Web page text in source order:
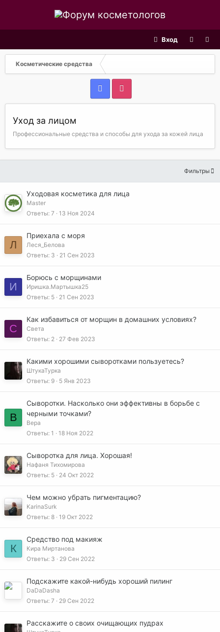
Вход
Косметические средства
Уход за лицом
Профессиональные средства и способы для ухода за кожей лица
Фильтры
Уходовая косметика для лица
Master
Ответы 7 13 Ноя 2024
Л
Приехала с моря
Леся_Белова
Ответы 3 21 Сен 2023
И
Борюсь с морщинами
Иришка.Мартышка25
Ответы 5 21 Сен 2023
С
Как избавиться от морщин в домашних условиях?
Света
Ответы 2 27 Фев 2023
Какими хорошими сыворотками пользуетесь?
ШтукаТурка
Ответы 9 5 Янв 2023
В
Сыворотки. Насколько они эффективны в борьбе с
черными точками?
Вера
Ответы 1 18 Ноя 2022
Сыворотка для лица. Хорошая!
Нафаня Тихомирова
Ответы 5 24 Окт 2022
Чем можно убрать пигментацию?
KarinaSurk
Ответы 8 19 Окт 2022
К
Средство под макияж
Кира Миртанова
Ответы 3 29 Сен 2022
Подскажите какой-нибудь хороший пилинг
DaDaDasha
Ответы 7 29 Сен 2022
Расскажите о своих очищающих пудрах